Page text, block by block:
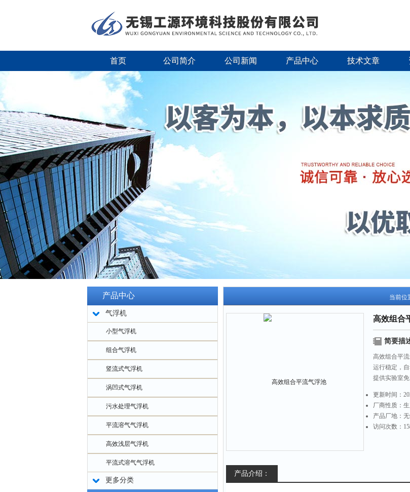
首页 公司简介 公司新闻 产品中心 技术文章
产品中心
气浮机
小型气浮机
组合气浮机
竖流式气浮机
涡凹式气浮机
污水处理气浮机
平流溶气气浮机
高效浅层气浮机
平流式溶气气浮机
更多分类
当前位
高效组合
简要描
高效组合平
运行稳定，
提供实验室免
更新时间：
厂商性质：
产品厂地：
访问次数：
产品介绍：